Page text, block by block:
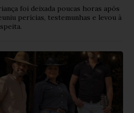
foi deixada poucas horas após
perícias, testemunhas e levou à